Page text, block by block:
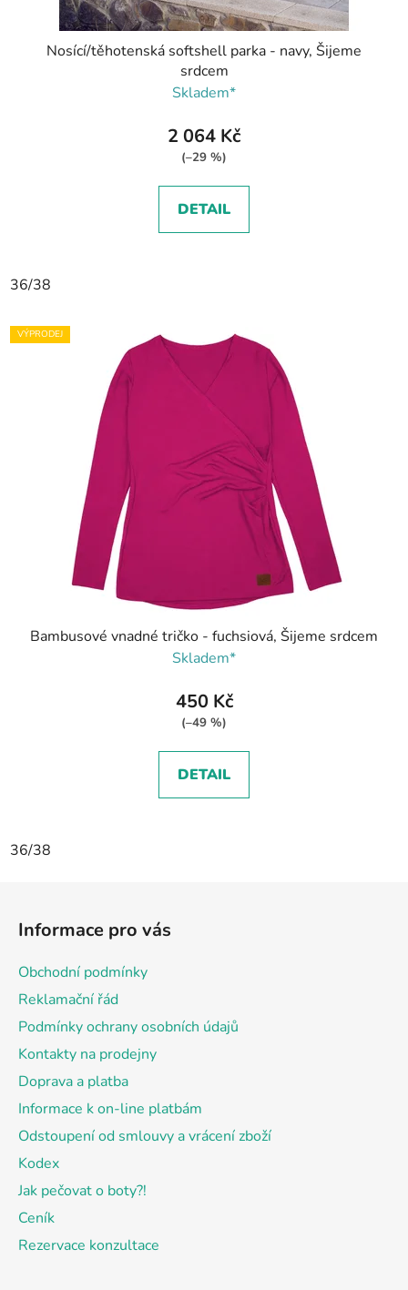
Nosící/těhotenská softshell parka - navy, Šijeme
srdcem
Skladem*
2 064 Kč
(–29 %)
DETAIL
36/38
VÝPRODEJ
Bambusové vnadné tričko - fuchsiová, Šijeme srdcem
Skladem*
450 Kč
(–49 %)
DETAIL
36/38
Informace pro vás
Obchodní podmínky
Reklamační řád
Podmínky ochrany osobních údajů
Kontakty na prodejny
Doprava a platba
Informace k on-line platbám
Odstoupení od smlouvy a vrácení zboží
Kodex
Jak pečovat o boty?!
Ceník
Rezervace konzultace